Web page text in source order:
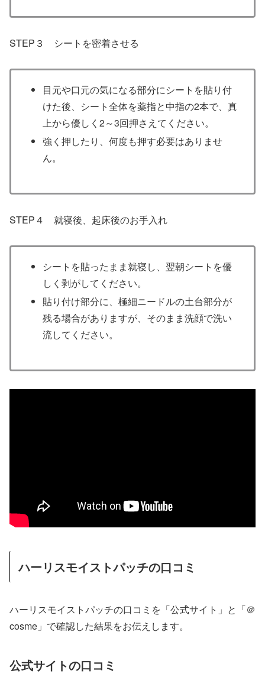
STEP３ シートを密着させる
目元や口元の気になる部分にシートを貼り付
けた後、シート全体を薬指と中指の2本で、真
上から優しく2～3回押さえてください。
強く押したり、何度も押す必要はありませ
ん。
STEP４ 就寝後、起床後のお手入れ
シートを貼ったまま就寝し、翌朝シートを優
しく剥がしてください。
貼り付け部分に、極細ニードルの土台部分が
残る場合がありますが、そのまま洗顔で洗い
流してください。
ハーリスモイストパッチの口コミ
ハーリスモイストパッチの口コミを「公式サイト」と「＠
cosme」で確認した結果をお伝えします。
公式サイトの口コミ